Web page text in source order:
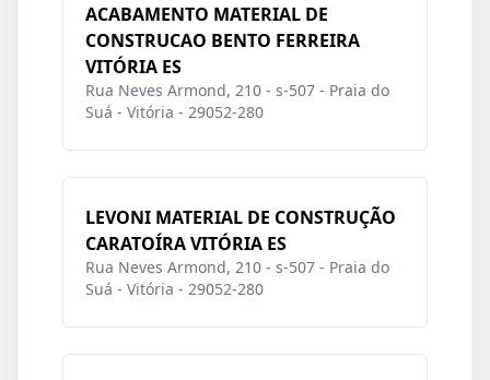
ACABAMENTO MATERIAL DE
CONSTRUCAO BENTO FERREIRA
VITÓRIA ES
Rua Neves Armond, 210 - s-507 - Praia do
Suá - Vitória - 29052-280
LEVONI MATERIAL DE CONSTRUÇÃO
CARATOÍRA VITÓRIA ES
Rua Neves Armond, 210 - s-507 - Praia do
Suá - Vitória - 29052-280